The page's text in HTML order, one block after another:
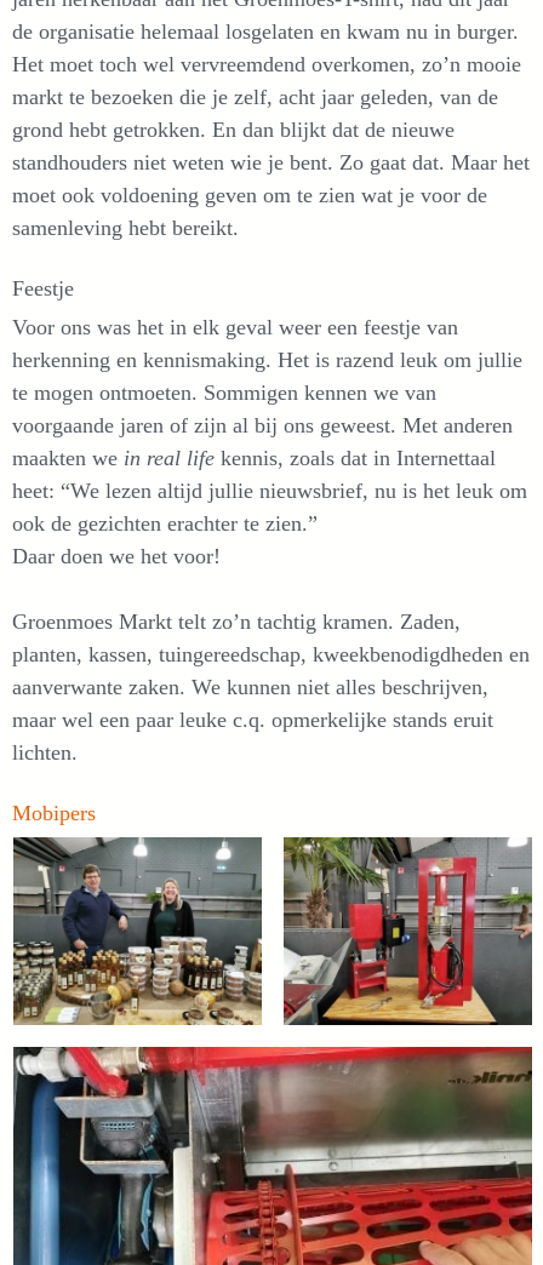
de organisatie helemaal losgelaten en kwam nu in burger.
Het moet toch wel vervreemdend overkomen, zo’n mooie
markt te bezoeken die je zelf, acht jaar geleden, van de
grond hebt getrokken. En dan blijkt dat de nieuwe
standhouders niet weten wie je bent. Zo gaat dat. Maar het
moet ook voldoening geven om te zien wat je voor de
samenleving hebt bereikt.
Feestje
Voor ons was het in elk geval weer een feestje van
herkenning en kennismaking. Het is razend leuk om jullie
te mogen ontmoeten. Sommigen kennen we van
voorgaande jaren of zijn al bij ons geweest. Met anderen
maakten we in real life kennis, zoals dat in Internettaal
heet: “We lezen altijd jullie nieuwsbrief, nu is het leuk om
ook de gezichten erachter te zien.”
Daar doen we het voor!
Groenmoes Markt telt zo’n tachtig kramen. Zaden,
planten, kassen, tuingereedschap, kweekbenodigdheden en
aanverwante zaken. We kunnen niet alles beschrijven,
maar wel een paar leuke c.q. opmerkelijke stands eruit
lichten.
Mobipers